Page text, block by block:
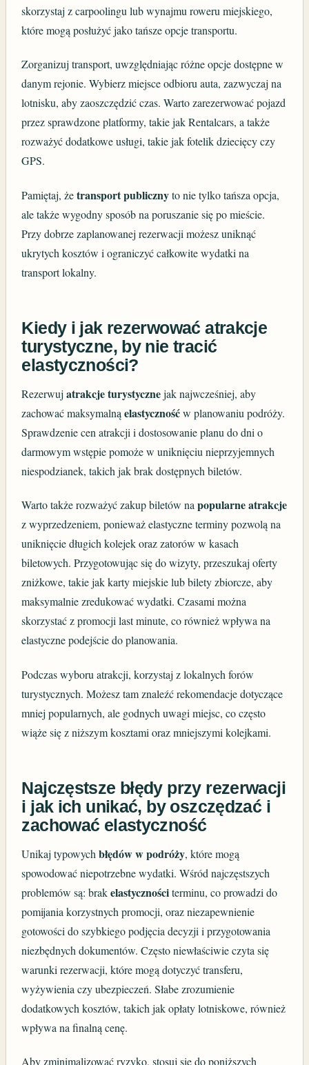
skorzystaj z carpoolingu lub wynajmu roweru miejskiego,
które mogą posłużyć jako tańsze opcje transportu.
Zorganizuj transport, uwzględniając różne opcje dostępne w
danym rejonie. Wybierz miejsce odbioru auta, zazwyczaj na
lotnisku, aby zaoszczędzić czas. Warto zarezerwować pojazd
przez sprawdzone platformy, takie jak Rentalcars, a także
rozważyć dodatkowe usługi, takie jak fotelik dziecięcy czy
GPS.
Pamiętaj, żetransport publicznyto nie tylko tańsza opcja,
ale także wygodny sposób na poruszanie się po mieście.
Przy dobrze zaplanowanej rezerwacji możesz uniknąć
ukrytych kosztów i ograniczyć całkowite wydatki na
transport lokalny.
Kiedy i jak rezerwować atrakcje
turystyczne, by nie tracić
elastyczności?
Rezerwujatrakcje turystycznejak najwcześniej, aby
zachować maksymalnąelastycznośćw planowaniu podróży.
Sprawdzenie cen atrakcji i dostosowanie planu do dni o
darmowym wstępie pomoże w uniknięciu nieprzyjemnych
niespodzianek, takich jak brak dostępnych biletów.
Warto także rozważyć zakup biletów napopularne atrakcje
z wyprzedzeniem, ponieważ elastyczne terminy pozwolą na
uniknięcie długich kolejek oraz zatorów w kasach
biletowych. Przygotowując się do wizyty, przeszukaj oferty
zniżkowe, takie jak karty miejskie lub bilety zbiorcze, aby
maksymalnie zredukować wydatki. Czasami można
skorzystać z promocji last minute, co również wpływa na
elastyczne podejście do planowania.
Podczas wyboru atrakcji, korzystaj z lokalnych forów
turystycznych. Możesz tam znaleźć rekomendacje dotyczące
mniej popularnych, ale godnych uwagi miejsc, co często
wiąże się z niższym kosztami oraz mniejszymi kolejkami.
Najczęstsze błędy przy rezerwacji
i jak ich unikać, by oszczędzać i
zachować elastyczność
Unikaj typowychbłędów w podróży, które mogą
spowodować niepotrzebne wydatki. Wśród najczęstszych
problemów są: brakelastycznościterminu, co prowadzi do
pomijania korzystnych promocji, oraz niezapewnienie
gotowości do szybkiego podjęcia decyzji i przygotowania
niezbędnych dokumentów. Często niewłaściwie czyta się
warunki rezerwacji, które mogą dotyczyć transferu,
wyżywienia czy ubezpieczeń. Słabe zrozumienie
dodatkowych kosztów, takich jak opłaty lotniskowe, również
wpływa na finalną cenę.
Aby zminimalizować ryzyko, stosuj się do poniższych